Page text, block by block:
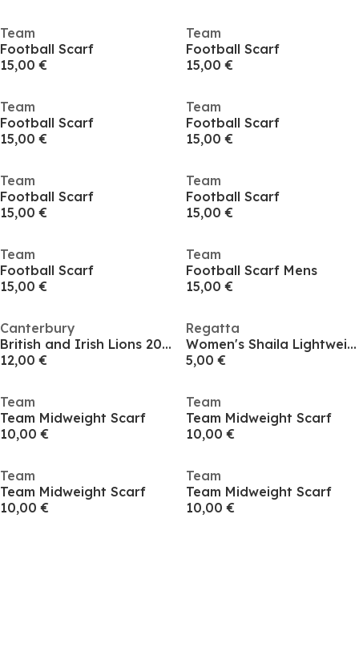
Team
Football Scarf
15,00 €
Team
Football Scarf
15,00 €
Team
Football Scarf
15,00 €
Team
Football Scarf
15,00 €
Team
Football Scarf
15,00 €
Team
Football Scarf
15,00 €
Team
Football Scarf
15,00 €
Team
Football Scarf Mens
15,00 €
Canterbury
British and Irish Lions 2025 Supporters Scarf Adults
12,00 €
Regatta
Women's Shaila Lightweight Scarf
5,00 €
Team
Team Midweight Scarf
10,00 €
Team
Team Midweight Scarf
10,00 €
Team
Team Midweight Scarf
10,00 €
Team
Team Midweight Scarf
10,00 €